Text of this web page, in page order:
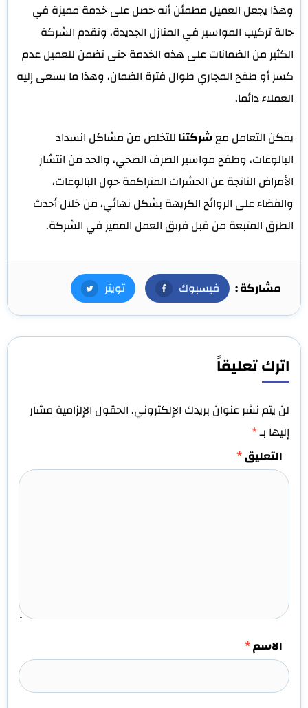
وهذا يجعل العميل مطمئن أنه حصل على خدمة مميزة في
حالة تركيب المواسير في المنازل الجديدة، وتقدم الشركة
الكثير من الضمانات على هذه الخدمة حتى تضمن للعميل عدم
كسر أو طفح المجاري طوال فترة الضمان، وهذا ما يسعى إليه
العملاء دائما.
يمكن التعامل معشركتناللتخلص من مشاكل انسداد
البالوعات، وطفح مواسير الصرف الصحي، والحد من انتشار
الأمراض الناتجة عن الحشرات المتراكمة حول البالوعات،
والقضاء على الروائح الكريهة بشكل نهائي، من خلال أحدث
الطرق المتبعة من قبل فريق العمل المميز في الشركة.
مشاركة : فيسبوك فيسبوكتويتر تويتر
اترك تعليقاً
لن يتم نشر عنوان بريدك الإلكتروني.الحقول الإلزامية مشار
إليها بـ*
التعليق*
الاسم*